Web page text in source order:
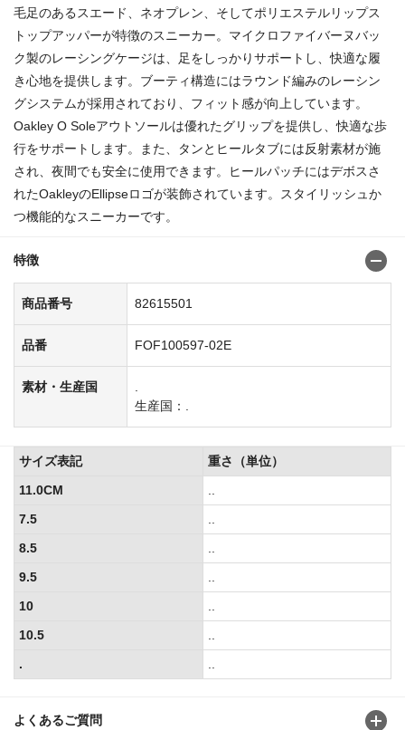
毛足のあるスエード、ネオプレン、そしてポリエステルリップス
トップアッパーが特徴のスニーカー。マイクロファイバーヌバッ
ク製のレーシングケージは、足をしっかりサポートし、快適な履
き心地を提供します。ブーティ構造にはラウンド編みのレーシン
グシステムが採用されており、フィット感が向上しています。
Oakley O Soleアウトソールは優れたグリップを提供し、快適な歩
行をサポートします。また、タンとヒールタブには反射素材が施
され、夜間でも安全に使用できます。ヒールパッチにはデボスさ
れたOakleyのEllipseロゴが装飾されています。スタイリッシュか
つ機能的なスニーカーです。
特徴
商品番号 82615501
品番 FOF100597-02E
素材・生産国
生産国：.
よくあるご質問
サイズ表記
重さ（単位）
11.0CM
7.5
8.5
9.5
10
10.5
.